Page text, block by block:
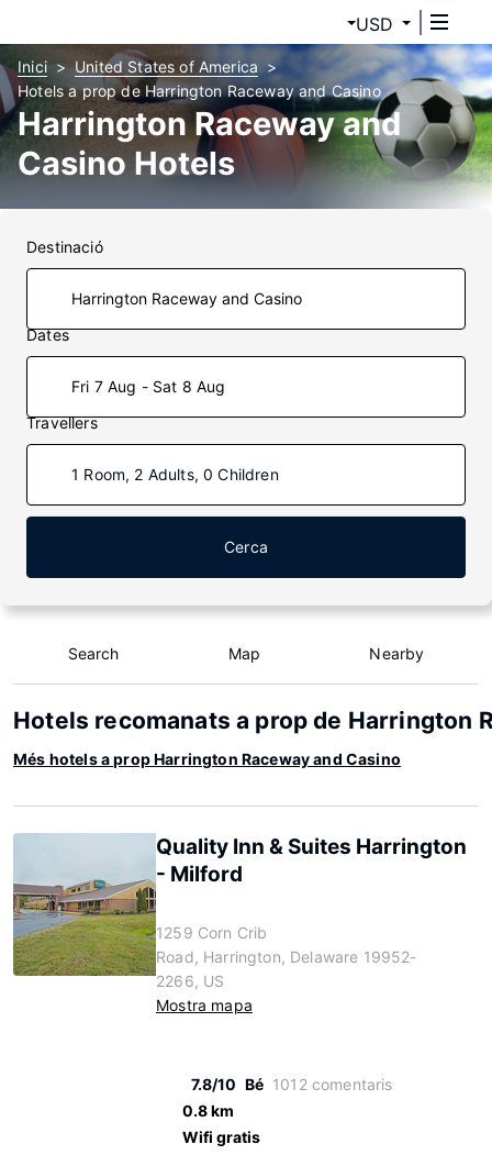
USD
Inici
United States of America
Hotels a prop de Harrington Raceway and Casino
Harrington Raceway and
Casino Hotels
Destinació
Dates
Fri 7 Aug - Sat 8 Aug
Travellers
1 Room, 2 Adults, 0 Children
Cerca
Search Map Nearby
Hotels recomanats a prop de Harrington
Més hotels a prop Harrington Raceway and Casino
Quality Inn & Suites Harrington
- Milford
1259 Corn Crib
Road, Harrington, Delaware 19952-
2266, US
Mostra mapa
7.8/10 Bé 1012 comentaris
0.8 km
Wifi gratis